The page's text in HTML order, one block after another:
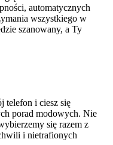
automatycznych
wszystkiego w
szanowany, a Ty
telefon i ciesz się
porad modowych. Nie
się razem z
i nietrafionych